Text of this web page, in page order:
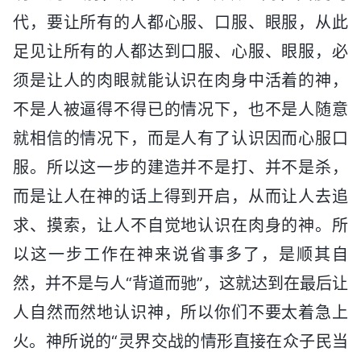
代，要让所有的人都心服、口服、眼服，从此
足见让所有的人都达到口服、心服、眼服，必
须是让人的肉眼就能认识在肉身中活着的神，
不是人被逼得不得已的情况下，也不是人随意
就相信的情况下，而是人有了认识因而心服口
服。所以这一步的建造并不是打、并不是杀，
而是让人在神的话上得到开启，从而让人去追
求、摸索，让人不自觉地认识在肉身的神。所
以这一步工作在神来说省事多了，是顺其自
然，并不是与人“背道而驰”，这就达到在最后让
人自然而然地认识神，所以你们不要太着急上
火。神所说的“灵界交战的情形直接在众子民当